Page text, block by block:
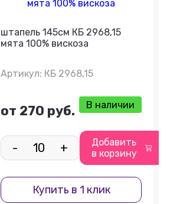
штапель 145см КБ 2968,15
мята 100% вискоза
Артикул: КБ 2968,15
от 270 руб. В наличии
- +
Добавить
в корзину
Купить в 1 клик